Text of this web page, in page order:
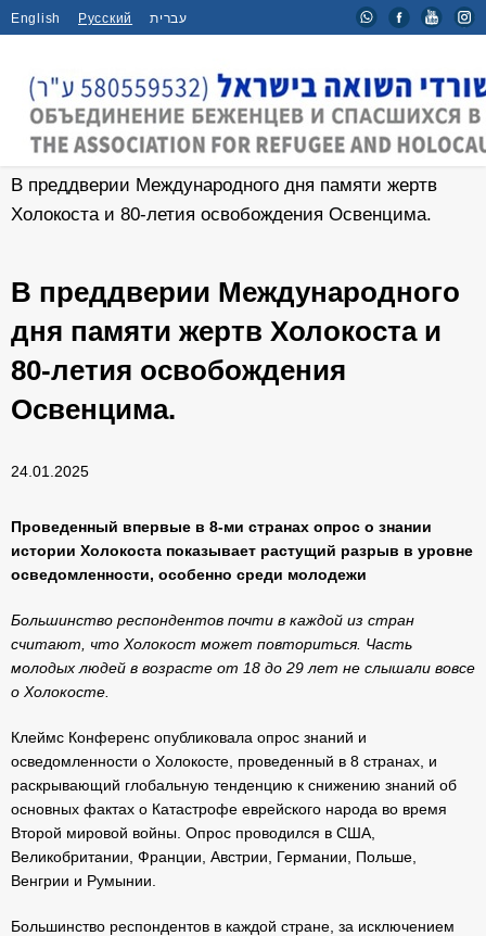
English Русский עברית
Главная / Новости /
В преддверии Международного дня памяти жертв
Холокоста и 80-летия освобождения Освенцима.
В преддверии Международного
дня памяти жертв Холокоста и
80-летия освобождения
Освенцима.
24.01.2025
Проведенный впервые в 8-ми странах опрос о знании
истории Холокоста показывает растущий разрыв в уровне
осведомленности, особенно среди молодежи
Большинство респондентов почти в каждой из стран
считают, что Холокост может повториться. Часть
молодых людей в возрасте от 18 до 29 лет не слышали вовсе
о Холокосте.
Клеймс Конференс опубликовала опрос знаний и
осведомленности о Холокосте, проведенный в 8 странах, и
раскрывающий глобальную тенденцию к снижению знаний об
основных фактах о Катастрофе еврейского народа во время
Второй мировой войны. Опрос проводился в США,
Великобритании, Франции, Австрии, Германии, Польше,
Венгрии и Румынии.
Большинство респондентов в каждой стране, за исключением